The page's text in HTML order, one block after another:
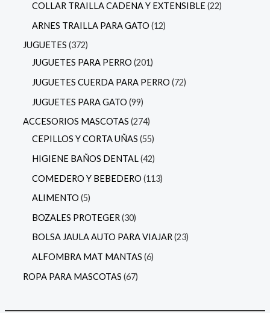
COLLAR TRAILLA CADENA Y EXTENSIBLE 22
ARNES TRAILLA PARA GATO 12
JUGUETES 372
JUGUETES PARA PERRO 201
JUGUETES CUERDA PARA PERRO 72
JUGUETES PARA GATO 99
ACCESORIOS MASCOTAS 274
CEPILLOS Y CORTA UÑAS 55
HIGIENE BAÑOS DENTAL 42
COMEDERO Y BEBEDERO 113
ALIMENTO 5
BOZALES PROTEGER 30
BOLSA JAULA AUTO PARA VIAJAR 23
ALFOMBRA MAT MANTAS 6
ROPA PARA MASCOTAS 67